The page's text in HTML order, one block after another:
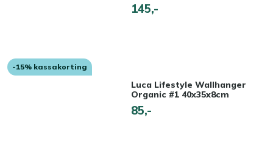
145,-
-15% kassakorting
Luca Lifestyle Wallhanger
Organic #1 40x35x8cm
85,-